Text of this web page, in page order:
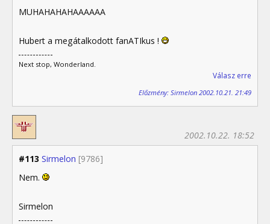
MUHAHAHAHAAAAAA
Hubert a megátalkodott fanATIkus !
Next stop, Wonderland.
Válasz erre
Előzmény: Sirmelon 2002.10.21. 21:49
#113 Sirmelon [9786]
2002.10.22. 18:52
Nem.
Sirmelon